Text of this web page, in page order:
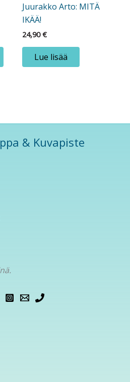
Juurakko Arto: MITÄ
IKÄÄ!
24,90€
Lue lisää
& Kuvapiste